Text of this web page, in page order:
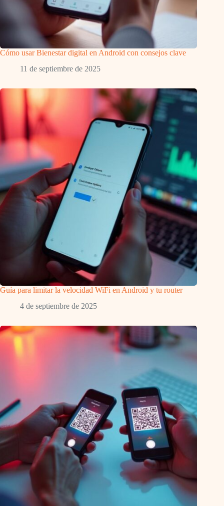
Cómo usar Bienestar digital en Android con consejos clave
11 de septiembre de 2025
Guía para limitar la velocidad WiFi en Android y tu router
4 de septiembre de 2025